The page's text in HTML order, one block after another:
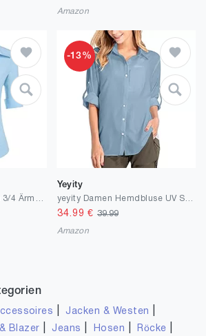
Amazon
-13%
Yeyity
34.99 € 39.99
Amazon
Jacken & Westen
Blazer Jeans Hosen Röcke